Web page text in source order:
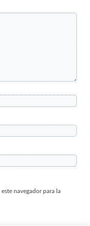
navegador para la